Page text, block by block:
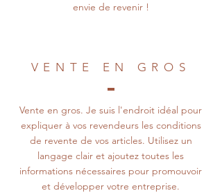
envie de revenir !
VENTE EN GROS
Vente en gros. Je suis l'endroit idéal pour
expliquer à vos revendeurs les conditions
de revente de vos articles. Utilisez un
langage clair et ajoutez toutes les
informations nécessaires pour promouvoir
et développer votre entreprise.